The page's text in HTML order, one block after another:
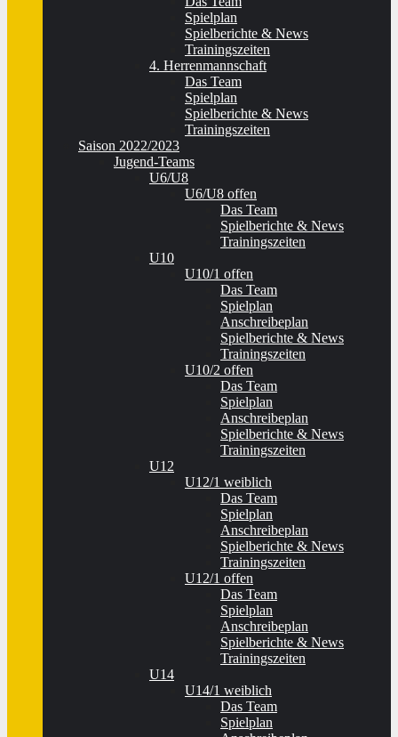
Spielplan
Spielberichte & News
Trainingszeiten
4. Herrenmannschaft
Das Team
Spielplan
Spielberichte & News
Trainingszeiten
Saison 2022/2023
Jugend-Teams
U6/U8
U6/U8 offen
Das Team
Spielberichte & News
Trainingszeiten
U10
U10/1 offen
Das Team
Spielplan
Anschreibeplan
Spielberichte & News
Trainingszeiten
U10/2 offen
Das Team
Spielplan
Anschreibeplan
Spielberichte & News
Trainingszeiten
U12
U12/1 weiblich
Das Team
Spielplan
Anschreibeplan
Spielberichte & News
Trainingszeiten
U12/1 offen
Das Team
Spielplan
Anschreibeplan
Spielberichte & News
Trainingszeiten
U14
U14/1 weiblich
Das Team
Spielplan